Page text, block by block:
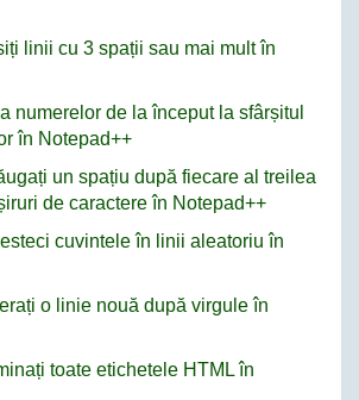
linii cu 3 spații sau mai mult în
numerelor de la început la sfârșitul
în Notepad++
un spațiu după fiecare al treilea
de caractere în Notepad++
cuvintele în linii aleatoriu în
o linie nouă după virgule în
toate etichetele HTML în